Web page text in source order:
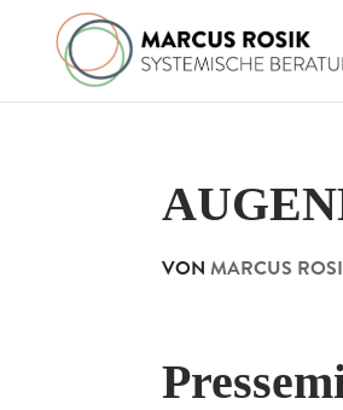
VONMARCUS